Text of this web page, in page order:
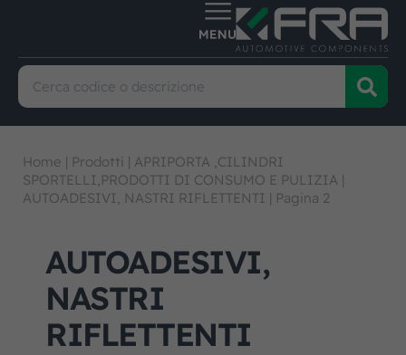
Home | Prodotti | APRIPORTA ,CILINDRI
SPORTELLI,PRODOTTI DI CONSUMO E PULIZIA |
AUTOADESIVI, NASTRI RIFLETTENTI | Pagina 2
AUTOADESIVI,
NASTRI
RIFLETTENTI